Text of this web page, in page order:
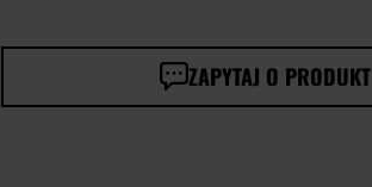
ZAPYTAJ O PRODUKT